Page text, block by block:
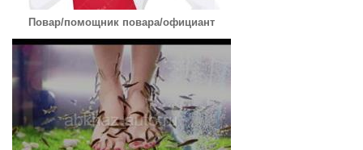
Повар/помощник повара/официант